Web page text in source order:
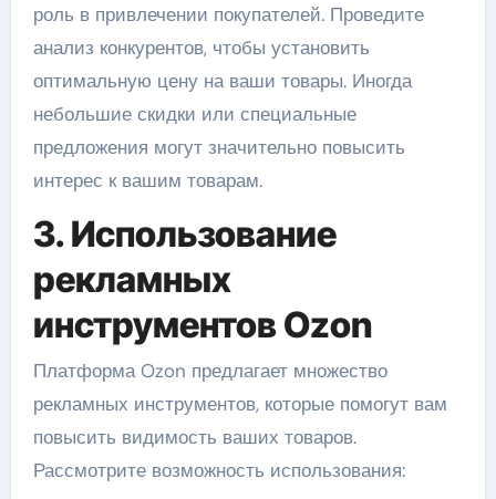
роль в привлечении покупателей. Проведите
анализ конкурентов, чтобы установить
оптимальную цену на ваши товары. Иногда
небольшие скидки или специальные
предложения могут значительно повысить
интерес к вашим товарам.
3. Использование
рекламных
инструментов Ozon
Платформа Ozon предлагает множество
рекламных инструментов, которые помогут вам
повысить видимость ваших товаров.
Рассмотрите возможность использования: